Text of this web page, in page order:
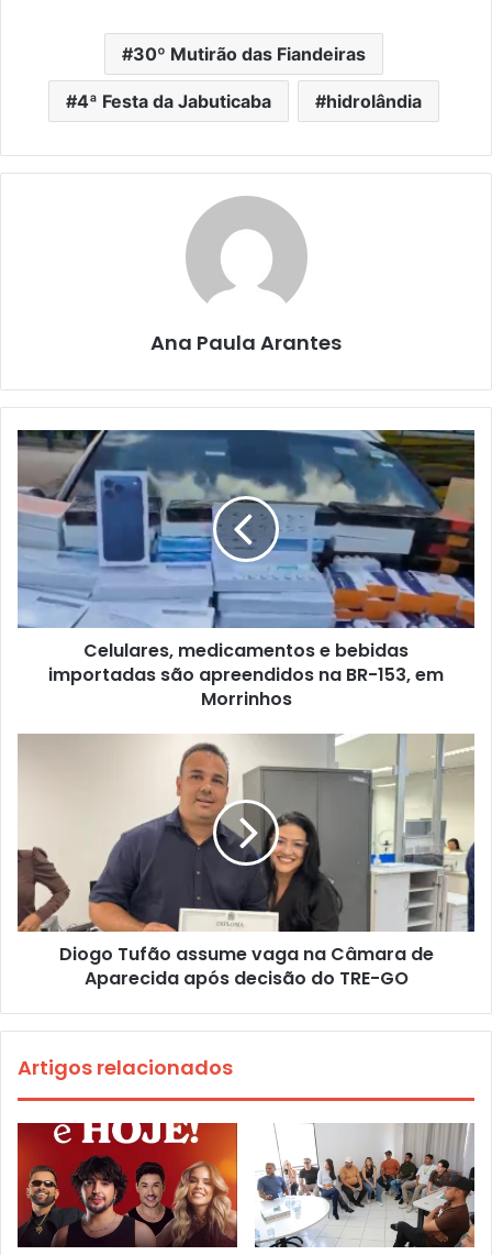
30º Mutirão das Fiandeiras
4ª Festa da Jabuticaba hidrolândia
Ana Paula Arantes
Celulares, medicamentos e bebidas
importadas são apreendidos na BR-153, em
Morrinhos
Diogo Tufão assume vaga na Câmara de
Aparecida após decisão do TRE-GO
Artigos relacionados